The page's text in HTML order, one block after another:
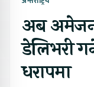
अब
डेलिभरी
धरापमा